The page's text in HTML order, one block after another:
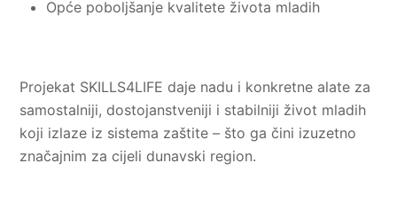
Opće poboljšanje kvalitete života mladih
Projekat SKILLS4LIFE daje nadu i konkretne alate za
samostalniji, dostojanstveniji i stabilniji život mladih
koji izlaze iz sistema zaštite – što ga čini izuzetno
značajnim za cijeli dunavski region.